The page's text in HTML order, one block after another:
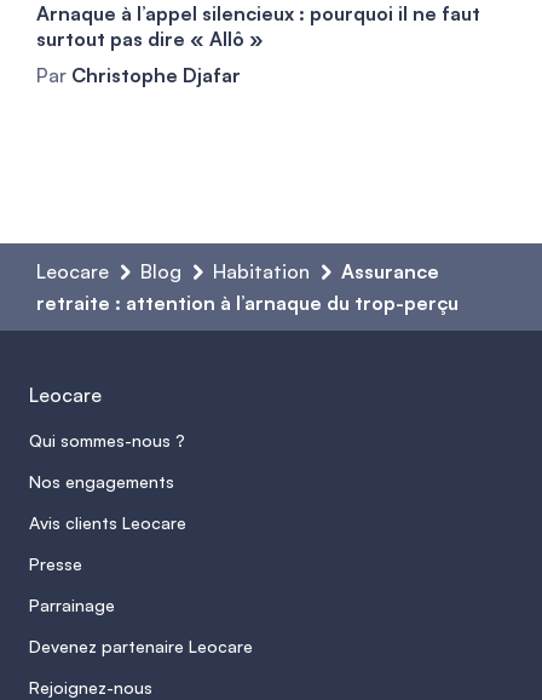
Leocare Blog Habitation
Assurance
retraite : attention à l’arnaque du trop-perçu
Arnaque à l’appel silencieux : pourquoi il ne faut
surtout pas dire « Allô »
Par Christophe Djafar
Leocare
Qui sommes-nous ?
Nos engagements
Avis clients Leocare
Presse
Parrainage
Devenez partenaire Leocare
Rejoignez-nous